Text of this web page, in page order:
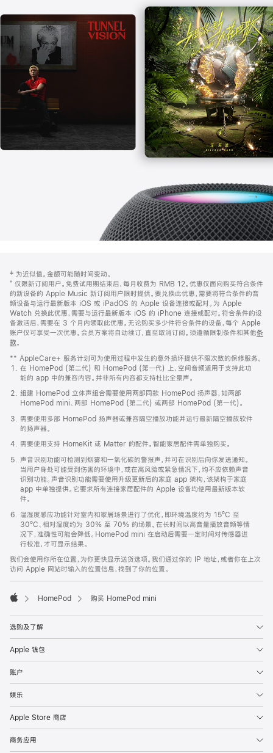
口
中
打
开)
页
页
脚
注
‡ 为近似值。金额可能随时间变动。
⁺ 仅限新订阅用户。免费试用期结束后，每月收费为 RMB 12。优惠仅面向购买符合条件
的新设备的 Apple Music 新订阅用户限时提供。要兑换此优惠，需要将符合条件的音
频设备与运行最新版本 iOS 或 iPadOS 的 Apple 设备连接或配对。为 Apple
Watch 兑换此优惠，需要与运行最新版本 iOS 的 iPhone 连接或配对。符合条件的设
备激活后，需要在 3 个月内领取此优惠。无论购买多少件符合条件的设备，每个 Apple
账户仅可享受一次优惠。会员方案将自动续订，直至取消订阅。须遵循限制条件和其他条
款。
窗
口
中
打
开)
** AppleCare+ 服务计划可为使用过程中发生的意外损坏提供不限次数的保修服务。
在 HomePod (第二代) 和 HomePod (第一代) 上，空间音频适用于支持此功
能的 app 中的兼容内容。并非所有内容都支持杜比全景声。
组建 HomePod 立体声组合需要使用两部同款 HomePod 扬声器，如两部
HomePod mini、两部 HomePod (第二代) 或两部 HomePod (第一代)。
需要使用多部 HomePod 扬声器或兼容隔空播放功能并运行最新隔空播放软件
的扬声器。
需要使用支持 HomeKit 或 Matter 的配件。智能家居配件需单独购买。
声音识别功能可检测到烟雾和一氧化碳的警报声，并可在识别后向你发送通知。
当用户身处可能受到伤害的环境中，或在高风险或紧急情况下，均不应依赖声音
识别功能。声音识别功能需要使用升级更新后的家庭 app 架构，该架构于家庭
app 中单独提供。它要求所有连接家居配件的 Apple 设备均使用最新版本软
件。
温湿度感应功能针对室内和家居场景进行了优化，即环境温度约为 15ºC 至
30ºC、相对湿度约为 30% 至 70% 的场景。在长时间以高音量播放音频等情
况下，准确性可能会降低。HomePod mini 在启动后需要一定时间对传感器进
行校准，才可显示结果。
我们会使用你所在位置，为你更快显示送货选项。我们通过你的 IP 地址，或者你在上次
访问 Apple 网站时输入的位置信息，找到了你的位置。
HomePod 购买 HomePod mini
选购及了解
Apple 钱包
账户
娱乐
Apple Store 商店
商务应用